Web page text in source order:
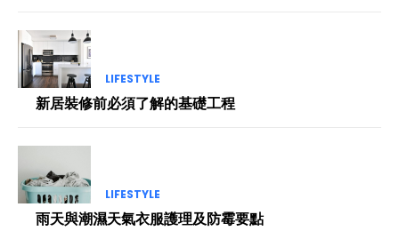
LIFESTYLE
新居裝修前必須了解的基礎工程
LIFESTYLE
雨天與潮濕天氣衣服護理及防霉要點